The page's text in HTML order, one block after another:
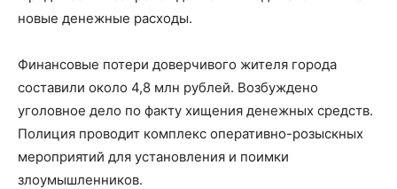
новые денежные расходы.
Финансовые потери доверчивого жителя города
составили около 4,8 млн рублей. Возбуждено
уголовное дело по факту хищения денежных средств.
Полиция проводит комплекс оперативно-розыскных
мероприятий для установления и поимки
злоумышленников.